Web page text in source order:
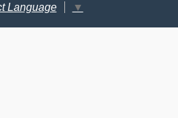
Language
▼